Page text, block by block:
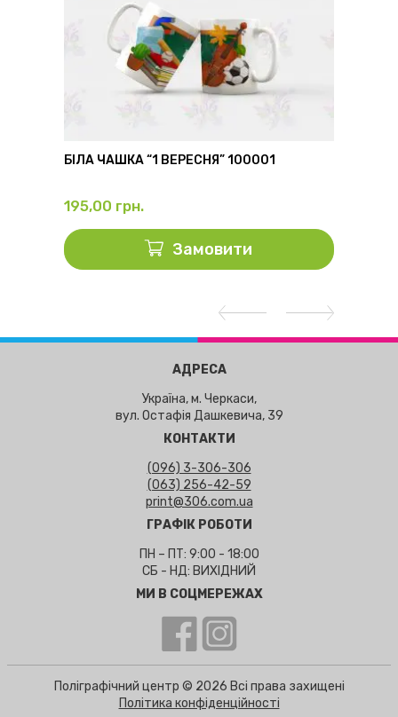
БІЛА ЧАШКА “1 ВЕРЕСНЯ” 100001
195,00 грн.
Замовити
АДРЕСА
Україна, м. Черкаси,
вул. Остафія Дашкевича, 39
КОНТАКТИ
(096) 3-306-306
(063) 256-42-59
print@306.com.ua
ГРАФІК РОБОТИ
ПН – ПТ: 9:00 - 18:00
СБ - НД: ВИХІДНИЙ
МИ В СОЦМЕРЕЖАХ
Поліграфічний центр © 2026 Всі права захищені
Політика конфіденційності